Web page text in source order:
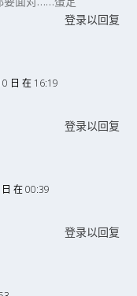
登录以回复
日 在 16:19
登录以回复
在 00:39
登录以回复